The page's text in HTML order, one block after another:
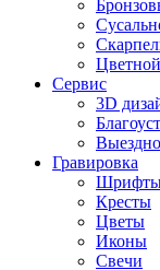
Сервис
3D
Гравировка
Кресты
Цветы
Иконы
Свечи